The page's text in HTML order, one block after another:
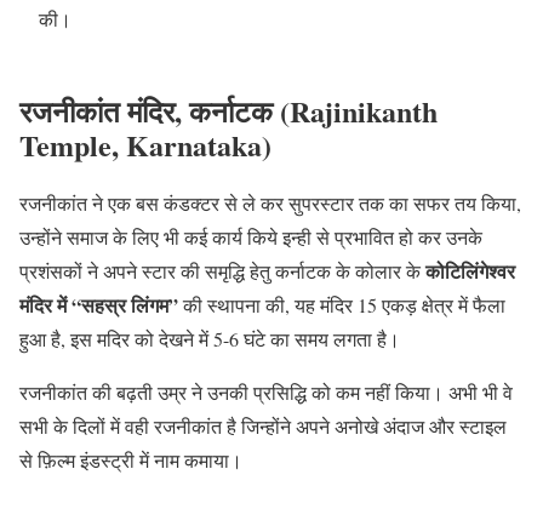
की।
रजनीकांत मंदिर, कर्नाटक (Rajinikanth
Temple, Karnataka)
रजनीकांत ने एक बस कंडक्टर से ले कर सुपरस्टार तक का सफर तय किया,
उन्होंने समाज के लिए भी कई कार्य किये इन्ही से प्रभावित हो कर उनके
प्रशंसकों ने अपने स्टार की समृद्धि हेतु कर्नाटक के कोलार केकोटिलिंगेश्वर
मंदिर में “सहस्र लिंगम”की स्थापना की, यह मंदिर 15 एकड़ क्षेत्र में फैला
हुआ है, इस मदिर को देखने में 5-6 घंटे का समय लगता है।
रजनीकांत की बढ़ती उम्र ने उनकी प्रसिद्धि को कम नहीं किया। अभी भी वे
सभी के दिलों में वही रजनीकांत है जिन्होंने अपने अनोखे अंदाज और स्टाइल
से फ़िल्म इंडस्ट्री में नाम कमाया।